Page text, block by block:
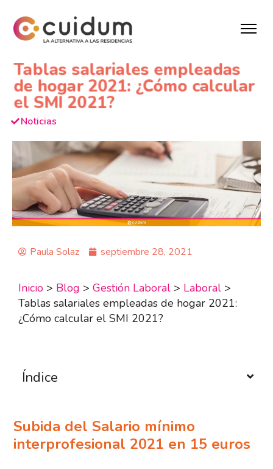
Tablas salariales empleadas
de hogar 2021: ¿Cómo calcular
el SMI 2021?
Noticias
Paula Solaz septiembre 28, 2021
Inicio > Blog > Gestión Laboral > Laboral >
Tablas salariales empleadas de hogar 2021:
¿Cómo calcular el SMI 2021?
Índice
Subida del Salario mínimo
interprofesional 2021 en 15 euros